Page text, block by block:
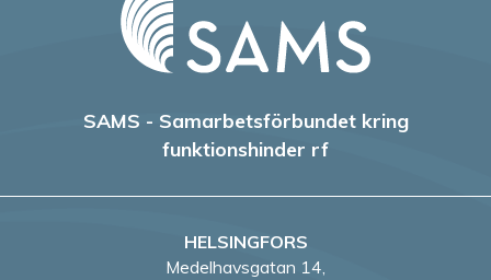
SAMS - Samarbetsförbundet kring
funktionshinder rf
HELSINGFORS
Medelhavsgatan 14,